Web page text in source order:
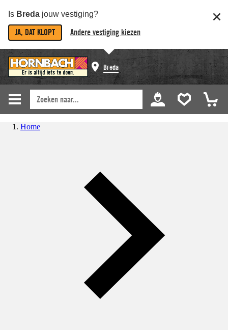
Is Breda jouw vestiging?
JA, DAT KLOPT Andere vestiging kiezen
Breda
Home